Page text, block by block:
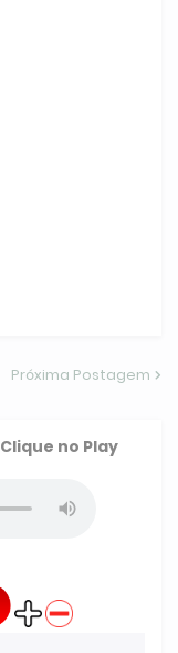
Próxima Postagem
Clique no Play